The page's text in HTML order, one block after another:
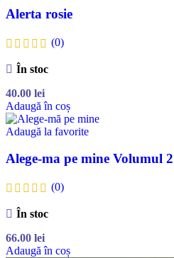
Alerta rosie
(0)
În stoc
40.00 lei
Adaugă în coș
Adaugă la favorite
Alege-ma pe mine Volumul 2
(0)
În stoc
66.00 lei
Adaugă în coș